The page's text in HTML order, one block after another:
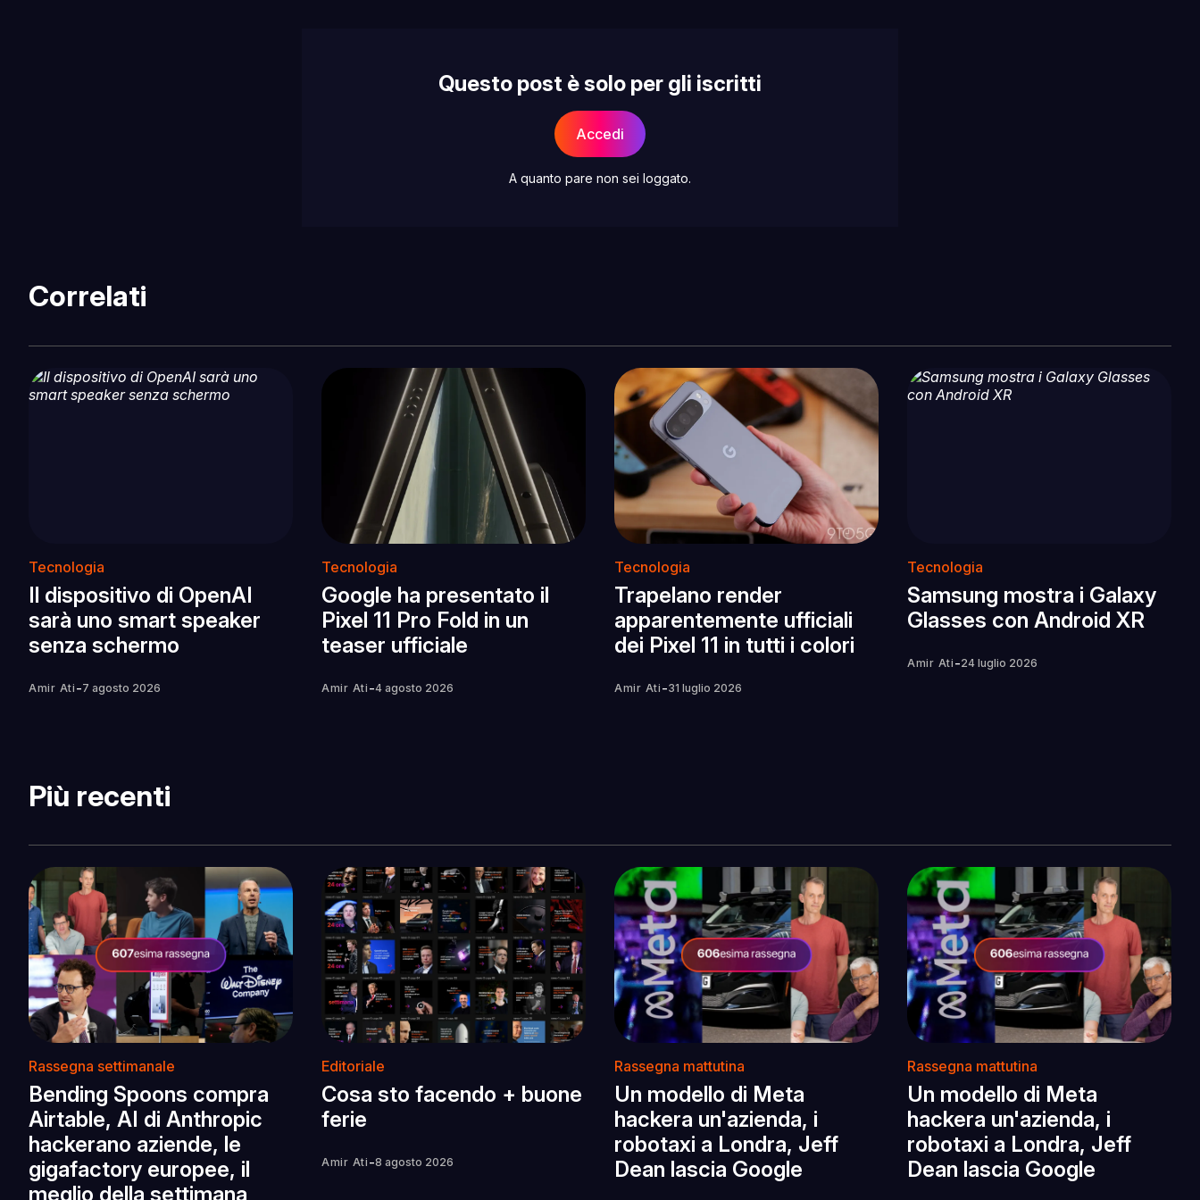
Questo post è solo per gli iscritti
Accedi
A quanto pare non sei loggato.
Correlati
Tecnologia
Il dispositivo di OpenAI
sarà uno smart speaker
senza schermo
Amir Ati -7 agosto 2026
Tecnologia
Google ha presentato il
Pixel 11 Pro Fold in un
teaser ufficiale
Amir Ati -4 agosto 2026
Tecnologia
Trapelano render
apparentemente ufficiali
dei Pixel 11 in tutti i colori
Amir Ati -31 luglio 2026
Tecnologia
Samsung mostra i Galaxy
Glasses con Android XR
Amir Ati -24 luglio 2026
Più recenti
Rassegna settimanale
Bending Spoons compra
Airtable, AI di Anthropic
hackerano aziende, le
gigafactory europee, il
meglio della settimana
Editoriale
Cosa sto facendo + buone
ferie
Amir Ati -8 agosto 2026
Rassegna mattutina
Un modello di Meta
hackera un'azienda, i
robotaxi a Londra, Jeff
Dean lascia Google
Rassegna mattutina
Un modello di Meta
hackera un'azienda, i
robotaxi a Londra, Jeff
Dean lascia Google